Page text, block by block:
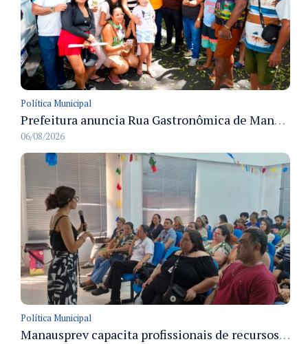
Política Municipal
Prefeitura anuncia Rua Gastronômica de Manaus e garante alternativas para 54 ambulantes cadastrados
06/08/2026
Política Municipal
Manausprev capacita profissionais de recursos humanos para agilizar concessão de aposentadorias no município